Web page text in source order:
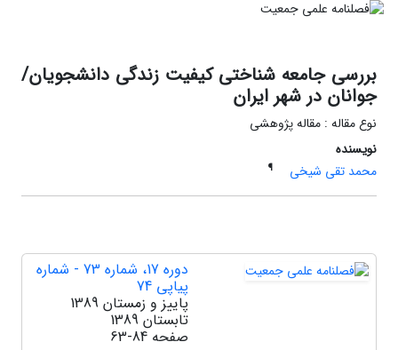
بررسی جامعه شناختی کیفیت زندگی دانشجویان/
جوانان در شهر ایران
نوع مقاله : مقاله پژوهشی
نویسنده
محمد تقی شیخی
¶
دوره 17، شماره 73 - شماره
پیاپی 74
پاییز و زمستان 1389
تابستان 1389
صفحه 63-84